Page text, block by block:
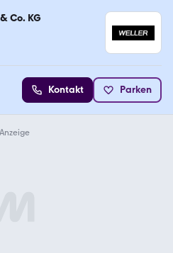
Co. KG
Kontakt Parken